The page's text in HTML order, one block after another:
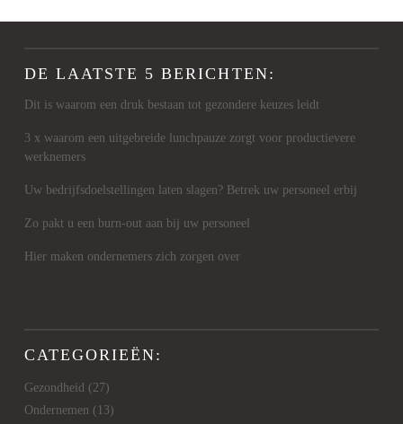
DE LAATSTE 5 BERICHTEN:
Dit is waarom een druk bestaan tot gezondere keuzes leidt
3 x waarom een uitgebreide lunchpauze zorgt voor productievere
werknemers
Uw bedrijfsdoelstellingen laten slagen? Betrek uw personeel erbij
Zo pakt u een burn-out aan bij uw personeel
Hier maken ondernemers zich zorgen over
CATEGORIEËN:
Gezondheid (27)
Ondernemen (13)